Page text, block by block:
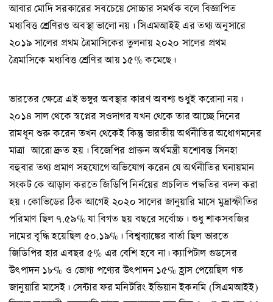
আবার মোদি সরকারের সবচেয়ে সোচ্চার সমর্থক বলে বিজ্ঞাপিত
মধ্যবিত্ত শ্রেণিরও অবস্থা ভালো নয়। সিএমআইই এর তথ্য অনুসারে
২০১৯ সালের প্রথম ত্রৈমাসিকের তুলনায় ২০২০ সালের প্রথম
ত্রৈমাসিকে মধ্যবিত্ত শ্রেণির আয় ১৫% কমেছে।
ভারতের ক্ষেত্রে এই ভঙ্গুর অবস্থার কারণ অবশ্য শুধুই করোনা নয়।
২০১৪ সাল থেকে স্বপ্নের সওদাগর যখন থেকে তার আচ্ছে দিনের
রামধূন শুরু করেন তখন থেকেই কিন্তু ভারতীয় অর্থনীতির অধোগমনের
মাত্রা আরো দ্রুত হয়। বিজেপির প্রাক্তন অর্থমন্ত্রী যশোবন্ত সিনহা
বহুবার তথ্য প্রমাণ সহযোগে অভিযোগ করেন যে অর্থনীতির ঘনায়মান
সংকট কে আড়াল করতে জিডিপি নির্নয়ের প্রচলিত পদ্ধতির বদল করা
হয়। কোভিডের ঠিক আগেই ২০২০ সালের জানুয়ারি মাসে মুদ্রাস্ফীতির
পরিমাণ ছিল ৭.৫৯% যা বিগত ছয় বছরে সর্বোচ্চ। শুধু শাকসবজির
দামের বৃদ্ধি হয়েছিল ৫০.১৯%। বিশ্বব্যাঙ্কের বার্তা ছিল ভারতে
জিডিপির হার এবছর ৫% এর বেশি হবে না। ক্যাপিটাল গুডসের
উৎপাদন ১৮% ও ভোগ্য পণ্যের উৎপাদন ১৫% হ্রাস পেয়েছিল গত
জানুয়ারি মাসেই। সেন্টার ফর মনিটরিং ইন্ডিয়ান ইকনমি (সিএমআইই)